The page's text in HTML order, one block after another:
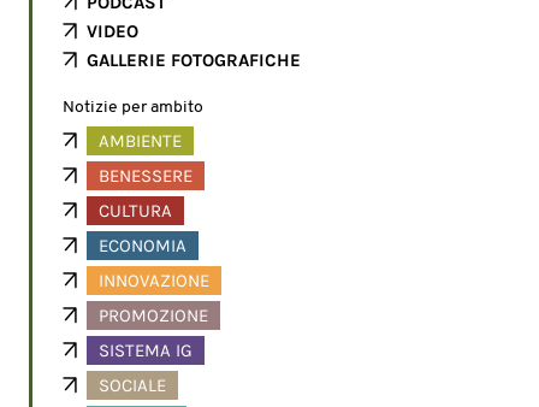
VIDEO
GALLERIE FOTOGRAFICHE
Notizie per ambito
AMBIENTE
BENESSERE
CULTURA
ECONOMIA
INNOVAZIONE
PROMOZIONE
SISTEMA IG
SOCIALE